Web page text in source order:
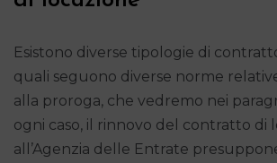
Esistono diverse tipologie di
quali seguono diverse norme
alla proroga, che vedremo nei
ogni caso, il rinnovo del contratto di
all’Agenzia delle Entrate